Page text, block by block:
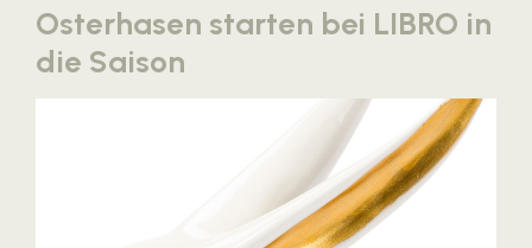
Cineplexx
Designer Outlets Parndorf und Salzburg
Osterhasen starten bei LIBRO in
die Saison